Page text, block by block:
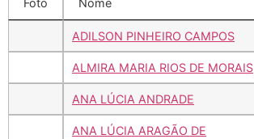
Foto
Nome
ADILSON PINHEIRO CAMPOS
ALMIRA MARIA RIOS DE MORAIS
ANA LÚCIA ANDRADE
ANA LÚCIA ARAGÃO DE